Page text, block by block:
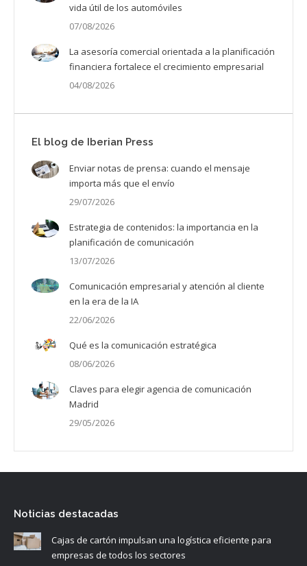
vida útil de los automóviles
07/08/2026
La asesoría comercial orientada a la planificación
financiera fortalece el crecimiento empresarial
04/08/2026
El blog de Iberian Press
Enviar notas de prensa: cuando el mensaje
importa más que el envío
29/07/2026
Estrategia de contenidos: la importancia en la
planificación de comunicación
13/07/2026
Comunicación empresarial y atención al cliente
en la era de la IA
22/06/2026
Qué es la comunicación estratégica
08/06/2026
Claves para elegir agencia de comunicación
Madrid
29/05/2026
Noticias destacadas
Cajas de cartón impulsan una logística eficiente para
empresas de todos los sectores